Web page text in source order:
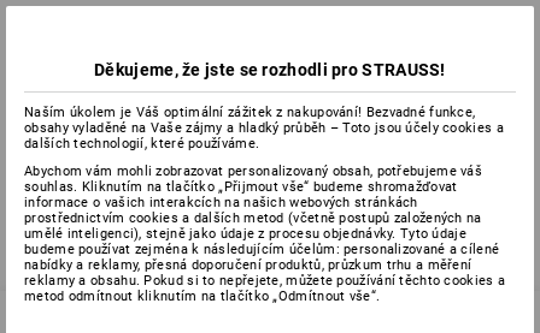
polyamidový materiál. Nylon® se používá velmi rozmanitě.
Nylon® je ve stavu bez úpravy velmi dobře propustný,
nepojímá však vlhkost. Lze jej velmi dobře a trvale opatřit
vrstvou.
zpět
Děkujeme, že jste se rozhodli pro STRAUSS!
Naším úkolem je Váš optimální zážitek z nakupování! Bezvadné funkce,
obsahy vyladěné na Vaše zájmy a hladký průběh – Toto jsou účely cookies a
dalších technologií, které používáme.
Abychom vám mohli zobrazovat personalizovaný obsah, potřebujeme váš
souhlas. Kliknutím na tlačítko „Přijmout vše“ budeme shromažďovat
informace o vašich interakcích na našich webových stránkách
prostřednictvím cookies a dalších metod (včetně postupů založených na
umělé inteligenci), stejně jako údaje z procesu objednávky. Tyto údaje
budeme používat zejména k následujícím účelům: personalizované a cílené
nabídky a reklamy, přesná doporučení produktů, průzkum trhu a měření
reklamy a obsahu. Pokud si to nepřejete, můžete používání těchto cookies a
metod odmítnout kliknutím na tlačítko „Odmítnout vše“.